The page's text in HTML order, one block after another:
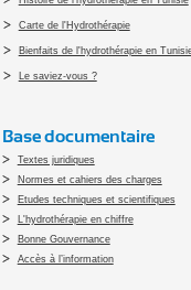
Carte de l'Hydrothérapie
Bienfaits de l'hydrothérapie en
Le saviez-vous ?
Base documentaire
Textes juridiques
Normes et cahiers des charges
Etudes techniques et scientifiques
L'hydrothérapie en chiffre
Bonne Gouvernance
Accès à l’information